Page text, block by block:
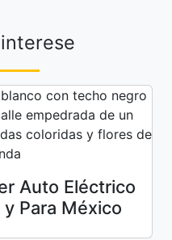
Auto Eléctrico
Para México